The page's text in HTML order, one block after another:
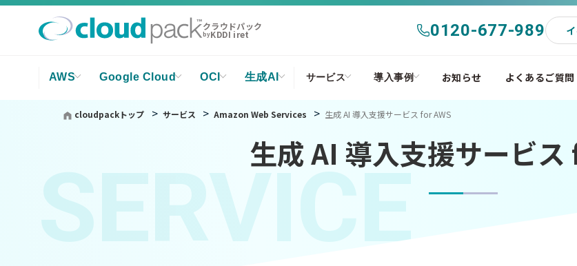
クラウドパック
byKDDI iret 0120-677-989
AWS Google Cloud OCI 生成AI サービス 導入事例 お知らせ よくあるご質問
cloudpackトップ サービス Amazon Web Services 生成 AI 導入支援サービス for AWS
生成 AI 導入支援サービス
SERVICE